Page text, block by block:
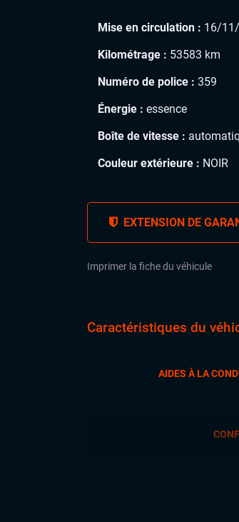
Mise en circulation : 16/
Kilométrage : 53583 km
Numéro de police : 359
Énergie : essence
Boîte de vitesse :
Couleur extérieure : NOIR
EXTENSION DE
Imprimer la fiche du véhicule
Caractéristiques du
AIDES À LA